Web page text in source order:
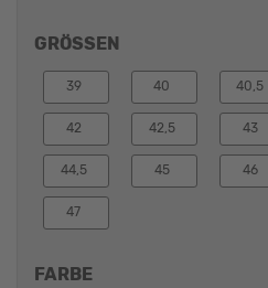
GRÖSSEN
39 40 40,5
42 42,5 43
44,5 45 46
47
FARBE